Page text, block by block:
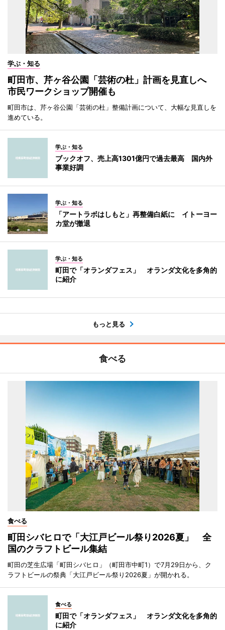
学ぶ・知る
町田市、芹ヶ谷公園「芸術の杜」計画を見直しへ
市民ワークショップ開催も
町田市は、芹ヶ谷公園「芸術の杜」整備計画について、大幅な見直しを
進めている。
学ぶ・知る
ブックオフ、売上高1301億円で過去最高 国内外
事業好調
学ぶ・知る
「アートラボはしもと」再整備白紙に イトーヨー
カ堂が撤退
学ぶ・知る
町田で「オランダフェス」 オランダ文化を多角的
に紹介
もっと見る
食べる
食べる
町田シバヒロで「大江戸ビール祭り2026夏」 全
国のクラフトビール集結
町田の芝生広場「町田シバヒロ」（町田市中町1）で7月29日から、ク
ラフトビールの祭典「大江戸ビール祭り2026夏」が開かれる。
食べる
町田で「オランダフェス」 オランダ文化を多角的
に紹介